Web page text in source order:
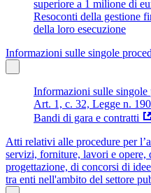
superiore a 1 milione di
Resoconti della gestione
della loro esecuzione
Informazioni sulle singole
Informazioni sulle singole
Art. 1, c. 32, Legge n.
Bandi di gara e contratti
Atti relativi alle procedure per
servizi, forniture, lavori e
progettazione, di concorsi di
tra enti nell'ambito del settore